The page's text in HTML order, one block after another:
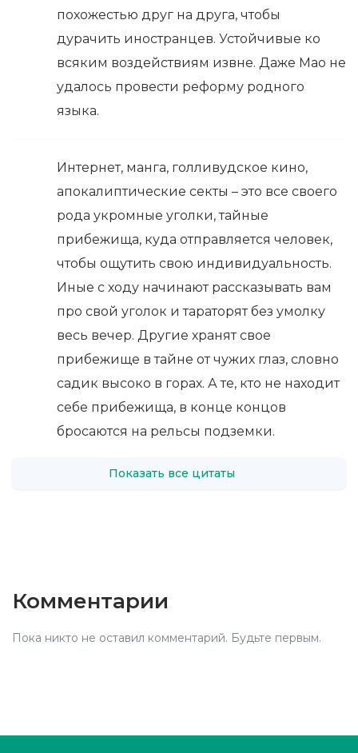
похожестью друг на друга, чтобы
дурачить иностранцев. Устойчивые ко
всяким воздействиям извне. Даже Мао не
удалось провести реформу родного
языка.
Интернет, манга, голливудское кино,
апокалиптические секты – это все своего
рода укромные уголки, тайные
прибежища, куда отправляется человек,
чтобы ощутить свою индивидуальность.
Иные с ходу начинают рассказывать вам
про свой уголок и тараторят без умолку
весь вечер. Другие хранят свое
прибежище в тайне от чужих глаз, словно
садик высоко в горах. А те, кто не находит
себе прибежища, в конце концов
бросаются на рельсы подземки.
Показать все цитаты
Комментарии
Пока никто не оставил комментарий. Будьте первым.